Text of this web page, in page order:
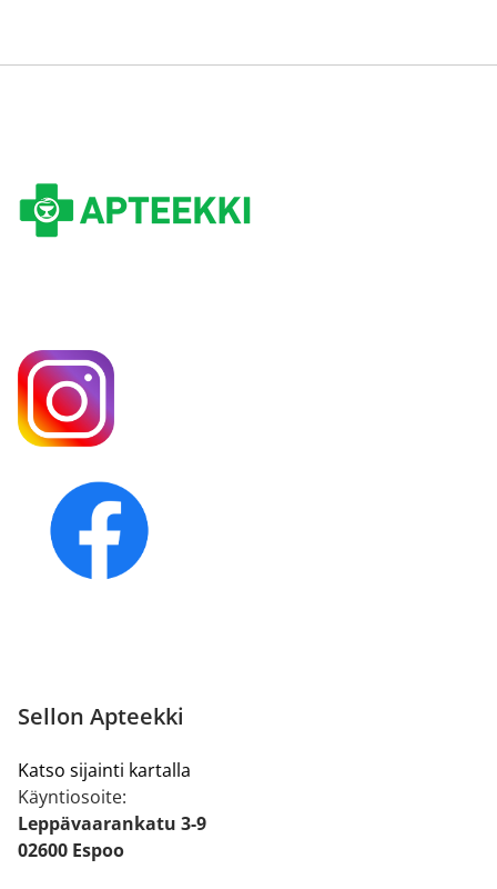
Sellon Apteekki
Katso sijainti kartalla
Käyntiosoite:
Leppävaarankatu 3-9
02600 Espoo